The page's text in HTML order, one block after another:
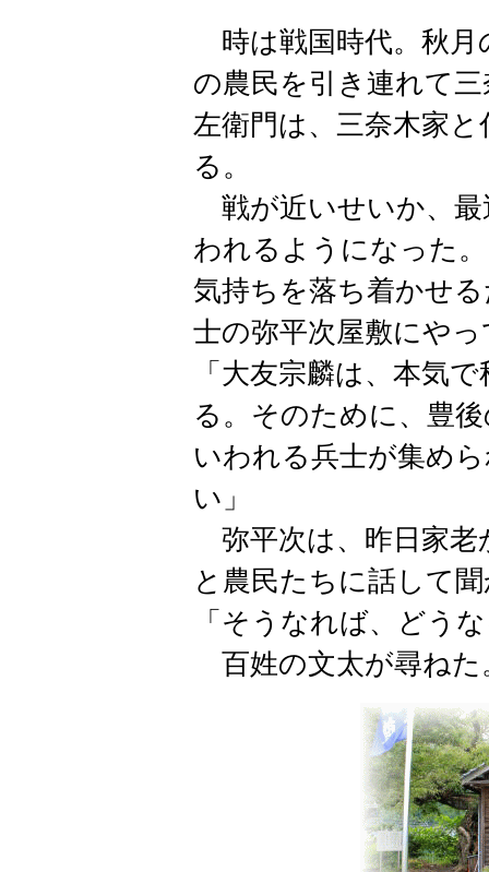
時は戦国時代。秋月
の農民を引き連れて
左衛門は、三奈木家
る。
戦が近いせいか、最
われるようになった
気持ちを落ち着かせ
士の弥平次屋敷にや
「大友宗麟は、本気
る。そのために、豊
いわれる兵士が集め
い」
弥平次は、昨日家老
と農民たちに話して
「そうなれば、どう
百姓の文太が尋ねた